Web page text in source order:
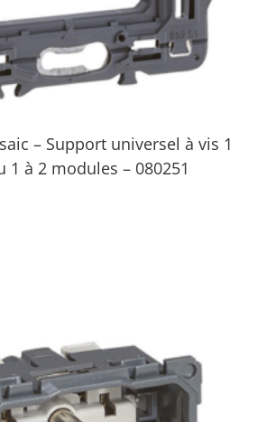
– Support universel à vis 1
1 à 2 modules – 080251